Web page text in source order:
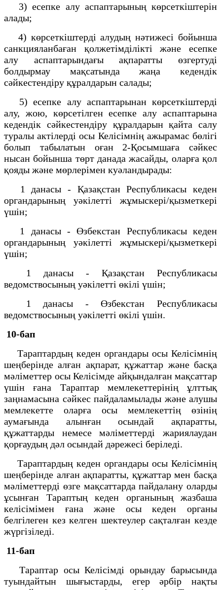
3) есепке алу аспаптарының көрсеткіштерін
алады;
4) көрсеткіштерді алудың нәтижесі бойынша
санкцияланбаған қолжетімділікті және есепке
алу аспаптарындағы ақпаратты өзгертуді
болдырмау мақсатында жаңа кедендік
сәйкестендіру құралдарын салады;
5) есепке алу аспаптарынан көрсеткіштерді
алу, жою, көрсетілген есепке алу аспаптарына
кедендік сәйкестендіру құралдарын қайта салу
туралы актілерді осы Келісімнің ажырамас бөлігі
болып табылатын оған 2-Қосымшаға сәйкес
нысан бойынша төрт данада жасайды, оларға қол
қояды және мөрлерімен куәландырады:
1 данасы - Қазақстан Республикасы кеден
органдарының уәкілетті жұмыскері/қызметкері
үшін;
1 данасы - Өзбекстан Республикасы кеден
органдарының уәкілетті жұмыскері/қызметкері
үшін;
1 данасы - Қазақстан Республикасы
ведомствосының уәкілетті өкілі үшін;
1 данасы - Өзбекстан Республикасы
ведомствосының уәкілетті өкілі үшін.
10-бап
Тараптардың кеден органдары осы Келісімнің
шеңберінде алған ақпарат, құжаттар және басқа
мәліметтер осы Келісімде айқындалған мақсаттар
үшін ғана Тараптар мемлекеттерінің ұлттық
заңнамасына сәйкес пайдаламылады және алушы
мемлекетте оларға осы мемлекеттің өзінің
аумағында алынған осындай ақпаратты,
құжаттарды немесе мәліметтерді жариялаудан
қорғаудың дәл осындай дәрежесі беріледі.
Тараптардың кеден органдары осы Келісімнің
шеңберінде алған ақпаратты, құжаттар мен басқа
мәліметтерді өзге мақсаттарда пайдалану оларды
ұсынған Тараптың кеден органының жазбаша
келісімімен ғана және осы кеден органы
белгілеген кез келген шектеулер сақталған кезде
жүргізіледі.
11-бап
Тараптар осы Келісімді орындау барысында
туындайтын шығыстарды, егер әрбір нақты